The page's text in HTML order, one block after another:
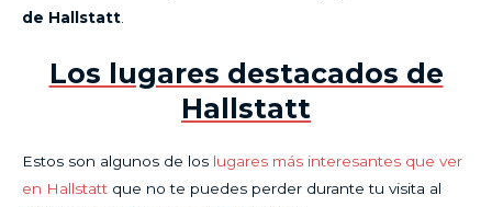
de Hallstatt
Los lugares destacados de
Hallstatt
Estos son algunos de los lugares más interesantes que ver
en Hallstatt que no te puedes perder durante tu visita al